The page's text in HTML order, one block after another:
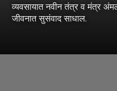
व्यवसायात नवीन तंत्र व मंत्र
जीवनात सुसंवाद साधाल.